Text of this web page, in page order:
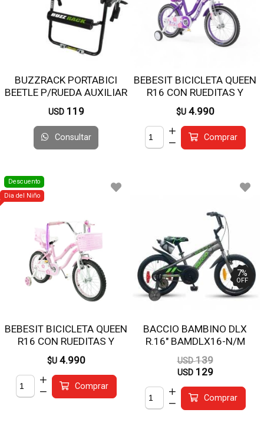
BUZZRACK PORTABICI
BEETLE P/RUEDA AUXILIAR
USD 119
Consultar
BEBESIT BICICLETA QUEEN
R16 CON RUEDITAS Y
CANASTO BK003VI
$U 4.990
Comprar
Descuento
Dia del Niño
BEBESIT BICICLETA QUEEN
R16 CON RUEDITAS Y
CANASTO BK003RO
$U 4.990
Comprar
BACCIO BAMBINO DLX
R.16" BAMDLX16-N/M
7%
OFF
USD 139
USD 129
Comprar